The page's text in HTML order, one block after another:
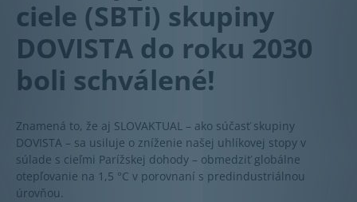
ciele (SBTi) skupiny
DOVISTA do roku 2030
boli schválené!
Znamená to, že aj SLOVAKTUAL – ako súčasť skupiny
DOVISTA – sa usiluje o zníženie našej uhlíkovej stopy v
súlade s cieľmi Parížskej dohody – obmedziť globálne
otepľovanie na 1,5 °C v porovnaní s predindustriálnou
úrovňou.